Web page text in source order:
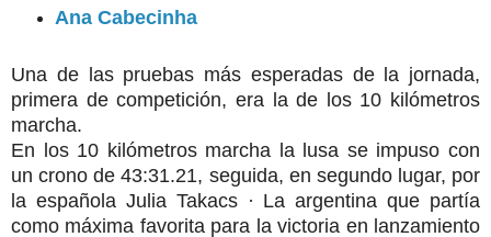
Ana Cabecinha
Una de las pruebas más esperadas de la jornada,
primera de competición, era la de los 10 kilómetros
marcha.
En los 10 kilómetros marcha la lusa se impuso con
un crono de 43:31.21, seguida, en segundo lugar, por
la española Julia Takacs · La argentina que partía
como máxima favorita para la victoria en lanzamiento